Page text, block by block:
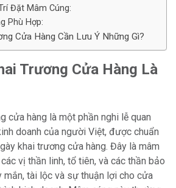
Đặt Mâm Cúng:
Phù Hợp:
Cửa Hàng Cần Lưu Ý Những Gì?
Trương Cửa Hàng Là
cửa hàng là một phần nghi lễ quan
doanh của người Việt, được chuẩn
khai trương cửa hàng. Đây là mâm
vị thần linh, tổ tiên, và các thần bảo
mắn, tài lộc và sự thuận lợi cho cửa